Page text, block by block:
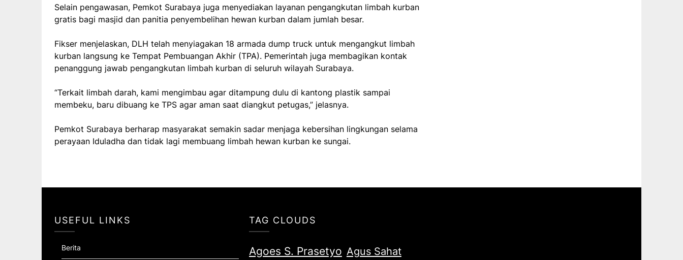
Selain pengawasan, Pemkot Surabaya juga menyediakan layanan pengangkutan limbah kurban
gratis bagi masjid dan panitia penyembelihan hewan kurban dalam jumlah besar.
Fikser menjelaskan, DLH telah menyiagakan 18 armada dump truck untuk mengangkut limbah
kurban langsung ke Tempat Pembuangan Akhir (TPA). Pemerintah juga membagikan kontak
penanggung jawab pengangkutan limbah kurban di seluruh wilayah Surabaya.
“Terkait limbah darah, kami mengimbau agar ditampung dulu di kantong plastik sampai
membeku, baru dibuang ke TPS agar aman saat diangkut petugas,” jelasnya.
Pemkot Surabaya berharap masyarakat semakin sadar menjaga kebersihan lingkungan selama
perayaan Iduladha dan tidak lagi membuang limbah hewan kurban ke sungai.
USEFUL LINKS
Berita
TAG CLOUDS
Agoes S. Prasetyo Agus Sahat